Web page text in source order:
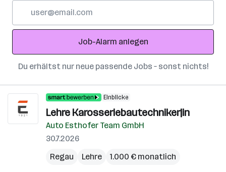
Adresse
Job-Alarm anlegen
Du erhältst nur neue passende Jobs – sonst nichts!
Einblicke
Lehre Karosseriebautechniker|in
Auto Esthofer Team GmbH
30.7.2026
Regau
Lehre 1.000 € monatlich